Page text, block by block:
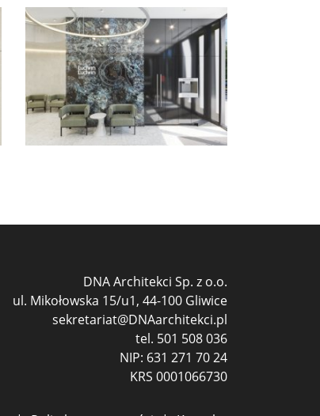
DNA Architekci Sp. z o.o.
ul. Mikołowska 15/u1, 44-100 Gliwice
sekretariat@DNAarchitekci.pl
tel. 501 508 036
NIP: 631 271 70 24
KRS 0001066730